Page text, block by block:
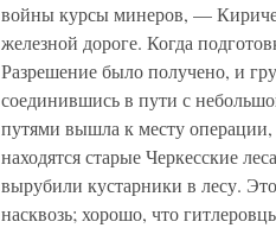
войны курсы минеров, —
железной дороге. Когда
Разрешение было получено, и
соединившись в пути с
путями вышла к месту
находятся старые Черкесские
вырубили кустарники в лесу.
насквозь; хорошо, что